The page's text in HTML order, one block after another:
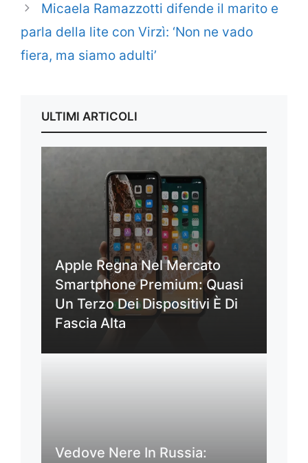
Micaela Ramazzotti difende il marito e
parla della lite con Virzì: ‘Non ne vado
fiera, ma siamo adulti’
ULTIMI ARTICOLI
Apple Regna Nel Mercato
Smartphone Premium: Quasi
Un Terzo Dei Dispositivi È Di
Fascia Alta
Vedove Nere In Russia: